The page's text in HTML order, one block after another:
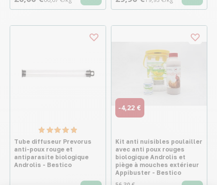
Tube diffuseur Prevorus
anti-poux rouge et
antiparasite biologique
Androlis - Bestico
-4,22 €
Kit anti nuisibles poulailler
avec anti poux rouges
biologique Androlis et
piège à mouches extérieur
Appibuster - Bestico